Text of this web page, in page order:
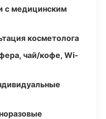
с медицинским
косметолога
чай/кофе, Wi-